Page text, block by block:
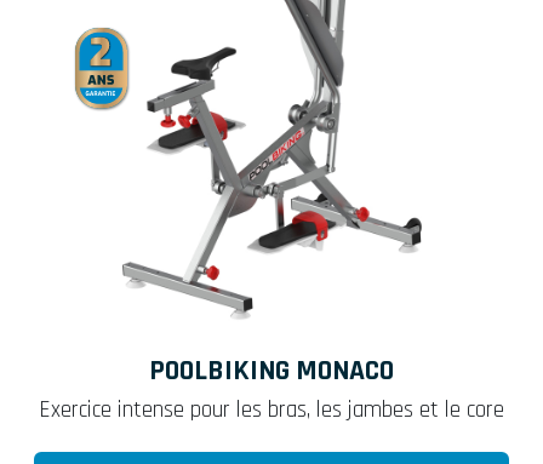
POOLBIKING MONACO
Exercice intense pour les bras, les jambes et le core